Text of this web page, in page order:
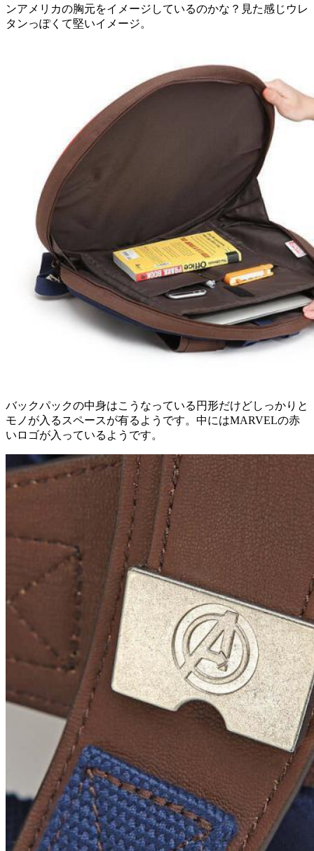
ンアメリカの胸元をイメージしているのかな？見た感じウレ
タンっぽくて堅いイメージ。
バックパックの中身はこうなっている円形だけどしっかりと
モノが入るスペースが有るようです。中にはMARVELの赤
いロゴが入っているようです。